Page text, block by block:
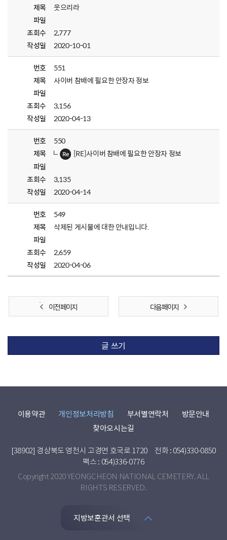
제목
웃으리라
파일
조회수
2,777
작성일
2020-10-01
번호
551
제목
사이버 참배에 필요한 안장자 정보
파일
조회수
3,156
작성일
2020-04-13
번호
550
제목
[RE]사이버 참배에 필요한 안장자 정보
파일
조회수
3,135
작성일
2020-04-14
번호
549
제목
삭제된 게시물에 대한 안내입니다.
파일
조회수
2,659
작성일
2020-04-06
이전 페이지 다음 페이지
글 쓰기
이용약관 개인정보처리방침 부서별연락처
방문안내
찾아오시는길
[38902] 경상북도 영천시 고경면 호국로 1720
전화 : 054)330-0850
팩스 : 054)336-0776
Copyright 2020 YEONGCHEON NATIONAL CEMETERY. ALL
RIGHTS RESERVED.
지방보훈관서 선택